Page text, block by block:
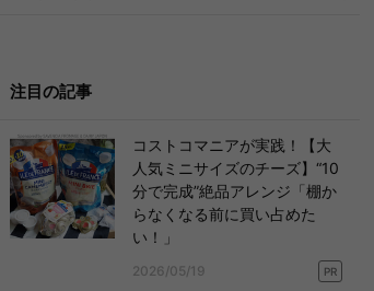
注目の記事
コストコマニアが実践！【大
人気ミニサイズのチーズ】“10
分で完成”絶品アレンジ「棚か
らなくなる前に買い占めた
い！」
2026/05/19 PR